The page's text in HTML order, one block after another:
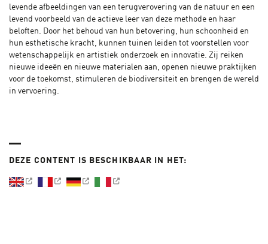
levende afbeeldingen van een terugverovering van de natuur en een
levend voorbeeld van de actieve leer van deze methode en haar
beloften. Door het behoud van hun betovering, hun schoonheid en
hun esthetische kracht, kunnen tuinen leiden tot voorstellen voor
wetenschappelijk en artistiek onderzoek en innovatie. Zij reiken
nieuwe ideeën en nieuwe materialen aan, openen nieuwe praktijken
voor de toekomst, stimuleren de biodiversiteit en brengen de wereld
in vervoering.
DEZE CONTENT IS BESCHIKBAAR IN HET: